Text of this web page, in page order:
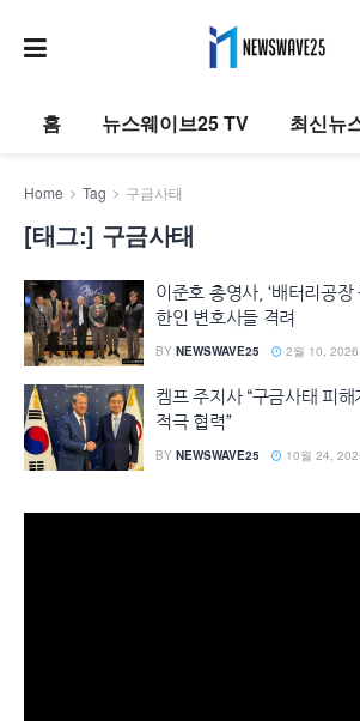
홈 뉴스웨이브25 TV 최신뉴
Home Tag 구금사태
[태그:] 구금사태
이준호 총영사, ‘배터리공장
한인 변호사들 격려
BY NEWSWAVE25 2월 10, 2026
켐프 주지사 “구금사태 피
적극 협력”
BY NEWSWAVE25 10월 24,